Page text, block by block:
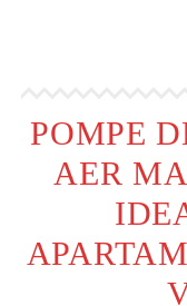
POMPE
AER